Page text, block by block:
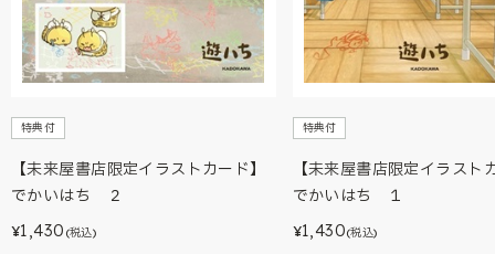
特典付
【未来屋書店限定イラストカード】
でかいはち ２
¥1,430 (税込)
特典付
【未来屋書店限定イラスト
でかいはち １
¥1,430(税込)